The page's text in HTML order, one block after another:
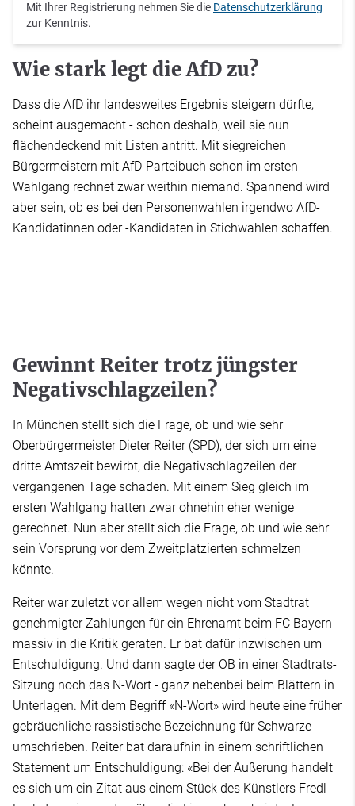
Mit Ihrer Registrierung nehmen Sie die Datenschutzerklärung
zur Kenntnis.
Wie stark legt die AfD zu?
Dass die AfD ihr landesweites Ergebnis steigern dürfte,
scheint ausgemacht - schon deshalb, weil sie nun
flächendeckend mit Listen antritt. Mit siegreichen
Bürgermeistern mit AfD-Parteibuch schon im ersten
Wahlgang rechnet zwar weithin niemand. Spannend wird
aber sein, ob es bei den Personenwahlen irgendwo AfD-
Kandidatinnen oder -Kandidaten in Stichwahlen schaffen.
Gewinnt Reiter trotz jüngster
Negativschlagzeilen?
In München stellt sich die Frage, ob und wie sehr
Oberbürgermeister Dieter Reiter (SPD), der sich um eine
dritte Amtszeit bewirbt, die Negativschlagzeilen der
vergangenen Tage schaden. Mit einem Sieg gleich im
ersten Wahlgang hatten zwar ohnehin eher wenige
gerechnet. Nun aber stellt sich die Frage, ob und wie sehr
sein Vorsprung vor dem Zweitplatzierten schmelzen
könnte.
Reiter war zuletzt vor allem wegen nicht vom Stadtrat
genehmigter Zahlungen für ein Ehrenamt beim FC Bayern
massiv in die Kritik geraten. Er bat dafür inzwischen um
Entschuldigung. Und dann sagte der OB in einer Stadtrats-
Sitzung noch das N-Wort - ganz nebenbei beim Blättern in
Unterlagen. Mit dem Begriff «N-Wort» wird heute eine früher
gebräuchliche rassistische Bezeichnung für Schwarze
umschrieben. Reiter bat daraufhin in einem schriftlichen
Statement um Entschuldigung: «Bei der Äußerung handelt
es sich um ein Zitat aus einem Stück des Künstlers Fredl